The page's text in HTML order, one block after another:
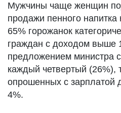
Мужчины чаще женщин
продажи пенного
65% горожанок
граждан с доходом выше
предложением министра
каждый четвертый (26%),
опрошенных с
4%.